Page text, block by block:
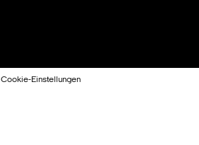
Cookie-Einstellungen